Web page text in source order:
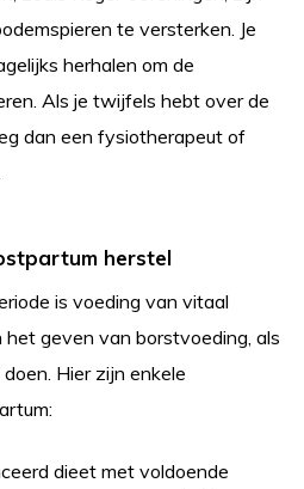
te versterken. Je
herhalen om de
Als je twijfels hebt over de
dan een fysiotherapeut of
herstel
is voeding van vitaal
geven van borstvoeding, als
Hier zijn enkele
dieet met voldoende